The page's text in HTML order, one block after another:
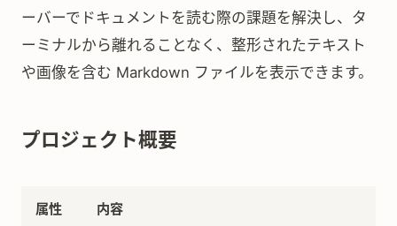
ーバーでドキュメントを読む際の課題を解決し、タ
ーミナルから離れることなく、整形されたテキスト
や画像を含む Markdown ファイルを表示できます。
プロジェクト概要
属性 内容